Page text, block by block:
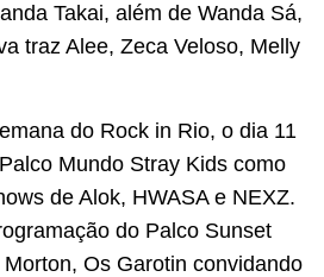
Takai, além de Wanda Sá,
traz Alee, Zeca Veloso, Melly
do Rock in Rio, o dia 11
Mundo Stray Kids como
de Alok, HWASA e NEXZ.
do Palco Sunset
Os Garotin convidando